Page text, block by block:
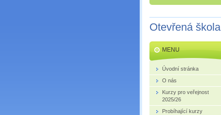
Otevřená škola
MENU
Úvodní stránka
O nás
Kurzy pro veřejnost
2025/26
Probíhající kurzy